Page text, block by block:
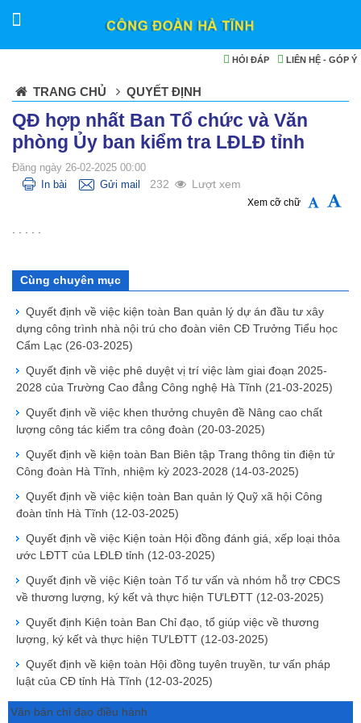
LIÊN HỆ - GÓP Ý
HỎI ĐÁP
TRANG CHỦ QUYẾT ĐỊNH
QĐ hợp nhất Ban Tổ chức và Văn
phòng Ủy ban kiểm tra LĐLĐ tỉnh
Đăng ngày 26-02-2025 00:00
In bài
Gửi mail 232 Lượt xem
Xem cỡ chữ
Cùng chuyên mục
Quyết định về việc kiện toàn Ban quản lý dự án đầu tư xây
dựng công trình nhà nội trú cho đoàn viên CĐ Trưởng Tiểu học
Cẩm Lạc (26-03-2025)
Quyết định về việc phê duyệt vị trí việc làm giai đoạn 2025-
2028 của Trường Cao đẳng Công nghệ Hà Tĩnh (21-03-2025)
Quyết định về việc khen thưởng chuyên đề Nâng cao chất
lượng công tác kiểm tra công đoàn (20-03-2025)
Quyết định về kiện toàn Ban Biên tập Trang thông tin điện tử
Công đoàn Hà Tĩnh, nhiệm kỳ 2023-2028 (14-03-2025)
Quyết định về việc kiện toàn Ban quản lý Quỹ xã hội Công
đoàn tỉnh Hà Tĩnh (12-03-2025)
Quyết định về việc Kiện toàn Hội đồng đánh giá, xếp loại thỏa
ước LĐTT của LĐLĐ tỉnh (12-03-2025)
Quyết định về việc Kiện toàn Tổ tư vấn và nhóm hỗ trợ CĐCS
về thương lượng, ký kết và thực hiện TƯLĐTT (12-03-2025)
Quyết định Kiện toàn Ban Chỉ đạo, tổ giúp việc về thương
lượng, ký kết và thực hiện TƯLĐTT (12-03-2025)
Quyết định về kiện toàn Hội đồng tuyên truyền, tư vấn pháp
luật của CĐ tỉnh Hà Tĩnh (12-03-2025)
Văn bản chỉ đạo điều hành